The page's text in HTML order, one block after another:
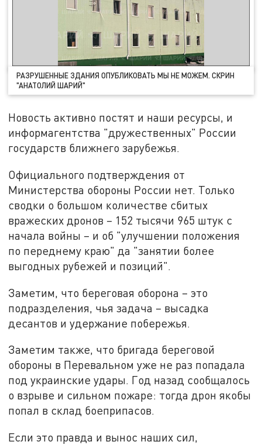
РАЗРУШЕННЫЕ ЗДАНИЯ ОПУБЛИКОВАТЬ МЫ НЕ МОЖЕМ. СКРИН
"АНАТОЛИЙ ШАРИЙ"
Новость активно постят и наши ресурсы, и
информагентства "дружественных" России
государств ближнего зарубежья.
Официального подтверждения от
Министерства обороны России нет. Только
сводки о большом количестве сбитых
вражеских дронов – 152 тысячи 965 штук с
начала войны – и об "улучшении положения
по переднему краю" да "занятии более
выгодных рубежей и позиций".
Заметим, что береговая оборона – это
подразделения, чья задача – высадка
десантов и удержание побережья.
Заметим также, что бригада береговой
обороны в Перевальном уже не раз попадала
под украинские удары. Год назад сообщалось
о взрыве и сильном пожаре: тогда дрон якобы
попал в склад боеприпасов.
Если это правда и вынос наших сил,